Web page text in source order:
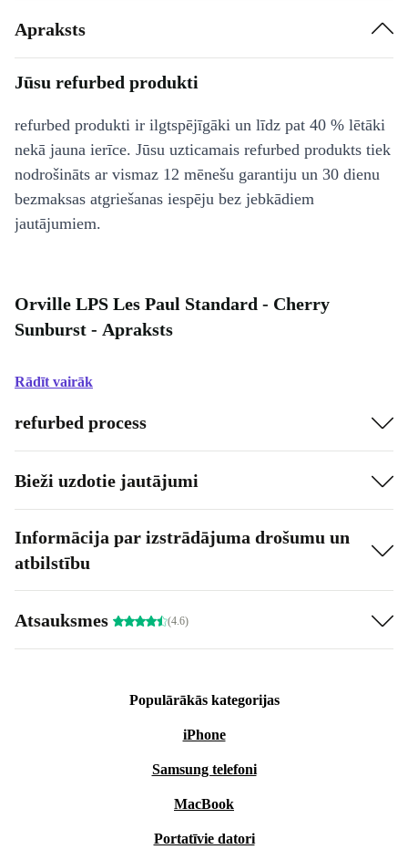
Apraksts
Jūsu refurbed produkti
refurbed produkti ir ilgtspējīgāki un līdz pat 40 % lētāki
nekā jauna ierīce. Jūsu uzticamais refurbed produkts tiek
nodrošināts ar vismaz 12 mēnešu garantiju un 30 dienu
bezmaksas atgriešanas iespēju bez jebkādiem
jautājumiem.
Orville LPS Les Paul Standard - Cherry
Sunburst - Apraksts
Rādīt vairāk
refurbed process
Bieži uzdotie jautājumi
Informācija par izstrādājuma drošumu un
atbilstību
Atsauksmes (4.6)
Populārākās kategorijas
iPhone
Samsung telefoni
MacBook
Portatīvie datori